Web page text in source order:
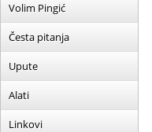
Volim Pingić
Česta pitanja
Upute
Alati
Linkovi